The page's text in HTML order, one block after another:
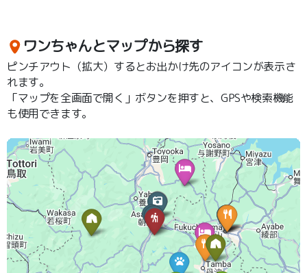
ワンちゃんとマップから探す
ピンチアウト（拡大）するとお出かけ先のアイコンが表示さ
れます。
「マップを全画面で開く」ボタンを押すと、GPSや検索機能
も使用できます。